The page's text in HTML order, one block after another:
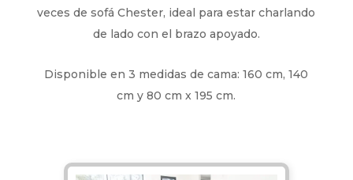
veces de sofá Chester, ideal para estar charlando
de lado con el brazo apoyado.
Disponible en 3 medidas de cama: 160 cm, 140
cm y 80 cm x 195 cm.